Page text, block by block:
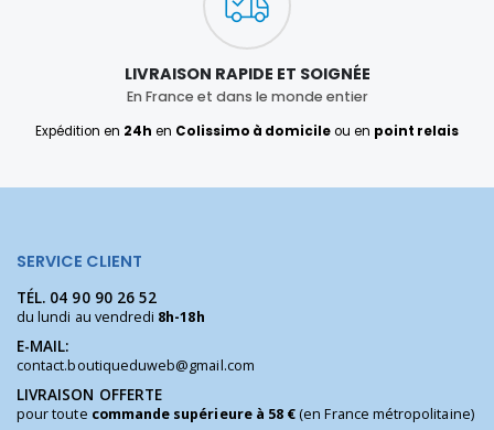
LIVRAISON RAPIDE ET SOIGNÉE
En France et dans le monde entier
Expédition en 24h en Colissimo à domicileou en point relais
SERVICE CLIENT
TÉL. 04 90 90 26 52
du lundi au vendredi 8h-18h
E-MAIL:
contact.boutiqueduweb@gmail.com
LIVRAISON OFFERTE
pour toute commande supérieure à 58 €(en France métropolitaine)